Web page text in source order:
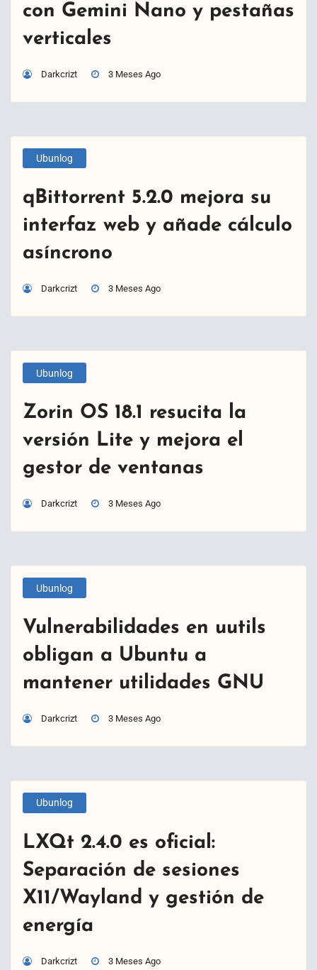
con Gemini Nano y pestañas
verticales
Darkcrizt 3 Meses Ago
Ubunlog
qBittorrent 5.2.0 mejora su
interfaz web y añade cálculo
asíncrono
Darkcrizt 3 Meses Ago
Ubunlog
Zorin OS 18.1 resucita la
versión Lite y mejora el
gestor de ventanas
Darkcrizt 3 Meses Ago
Ubunlog
Vulnerabilidades en uutils
obligan a Ubuntu a
mantener utilidades GNU
Darkcrizt 3 Meses Ago
Ubunlog
LXQt 2.4.0 es oficial:
Separación de sesiones
X11/Wayland y gestión de
energía
Darkcrizt 3 Meses Ago